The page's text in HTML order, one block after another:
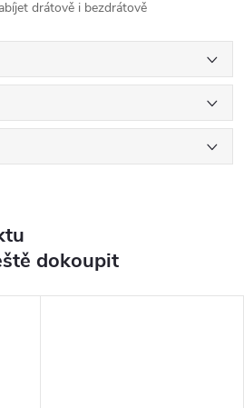
drátově i bezdrátově
dokoupit